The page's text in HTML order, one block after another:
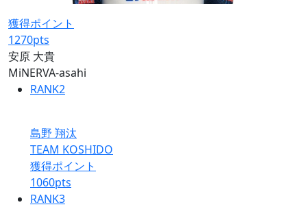
獲得ポイント
1270pts
安原 大貴
MiNERVA-asahi
RANK2
島野 翔汰
TEAM KOSHIDO
獲得ポイント
1060pts
RANK3